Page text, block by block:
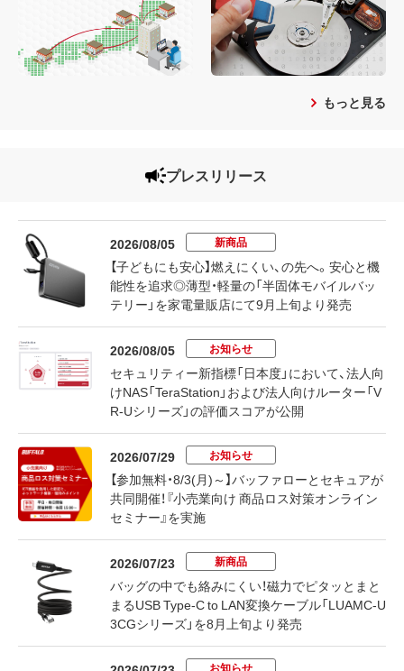
もっと見る
プレスリリース
2026/08/05 新商品
【子どもにも安心】燃えにくい、の先へ。安心と機
能性を追求◎薄型・軽量の「半固体モバイルバッ
テリー」を家電量販店にて9月上旬より発売
2026/08/05 お知らせ
セキュリティー新指標「日本度」において、法人向
けNAS「TeraStation」および法人向けルーター「V
R-Uシリーズ」の評価スコアが公開
2026/07/29 お知らせ
【参加無料・8/3(月)～】バッファローとセキュアが
共同開催！『小売業向け 商品ロス対策オンライン
セミナー』を実施
2026/07/23 新商品
バッグの中でも絡みにくい！磁力でピタッとまと
まるUSB Type-C to LAN変換ケーブル「LUAMC-U
3CGシリーズ」を8月上旬より発売
お知らせ